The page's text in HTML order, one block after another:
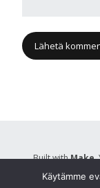
Built withMake.
Käytämme